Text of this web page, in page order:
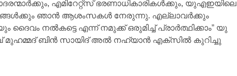
എമിറേറ്റ്‌സ് ഭരണാധികാരികൾക്കും, യുഎഇയിലെ
ഞാൻ ആശംസകൾ നേരുന്നു. എല്ലാവർക്കും
നൽകട്ടെ എന്ന് നമുക്ക് ഒരുമിച്ച് പ്രാർത്ഥിക്കാം” യു
ബിൻ സായിദ് അൽ നഹ്യാൻ എക്‌സിൽ കുറിച്ചു